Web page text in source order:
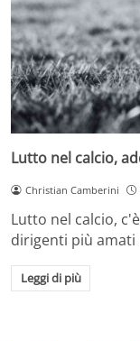
Lutto nel calcio,
Christian Camberini
Lutto nel calcio,
dirigenti più
Leggi di più